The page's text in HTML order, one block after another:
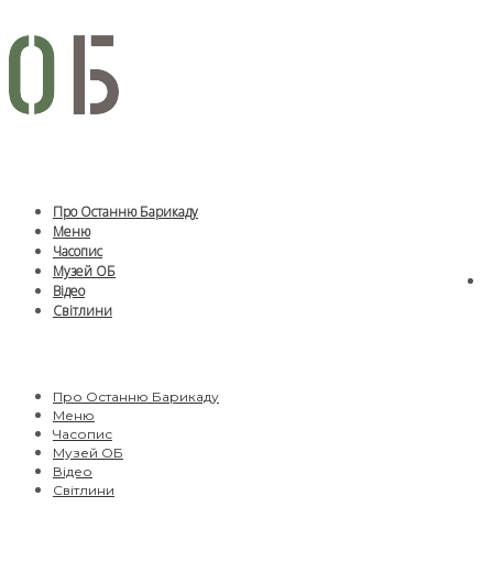
Про Останню Барикаду
Меню
Часопис
Музей ОБ
Відео
Світлини
Про Останню Барикаду
Меню
Часопис
Музей ОБ
Відео
Світлини